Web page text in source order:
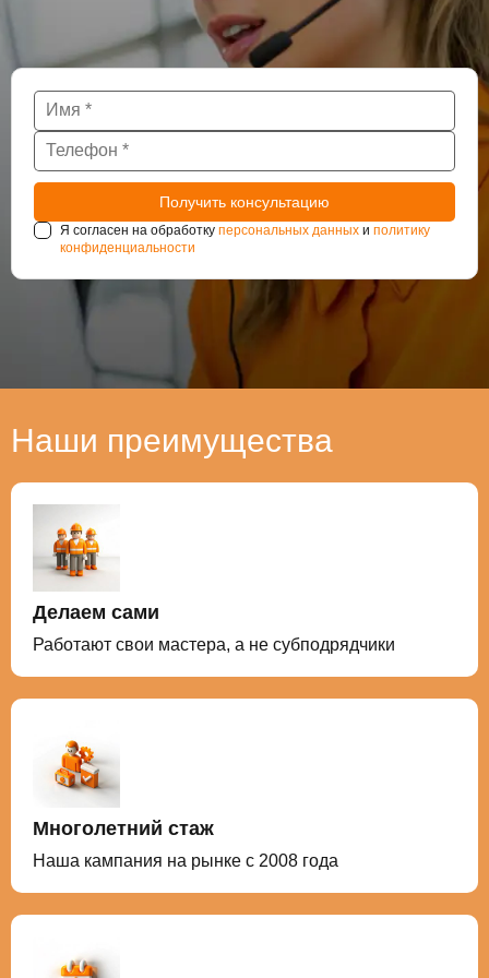
Я согласен на обработку персональных данных и политику
конфиденциальности
Наши преимущества
Делаем сами
Работают свои мастера, а не субподрядчики
Многолетний стаж
Наша кампания на рынке с 2008 года